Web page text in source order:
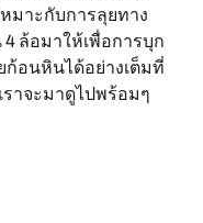
หมาะกับการลุยทาง
ล้อมาให้เพื่อการบุก
ก้อนหินได้อย่างเต็มที่
าจะมาดูไปพร้อมๆ